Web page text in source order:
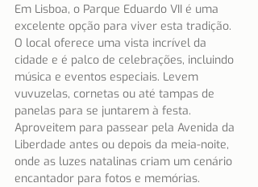
Em Lisboa, o Parque Eduardo VII é uma
excelente opção para viver esta tradição.
O local oferece uma vista incrível da
cidade e é palco de celebrações, incluindo
música e eventos especiais. Levem
vuvuzelas, cornetas ou até tampas de
panelas para se juntarem à festa.
Aproveitem para passear pela Avenida da
Liberdade antes ou depois da meia-noite,
onde as luzes natalinas criam um cenário
encantador para fotos e memórias.